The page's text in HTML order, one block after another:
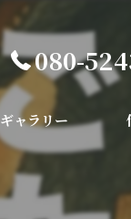
080-
ギャラリー